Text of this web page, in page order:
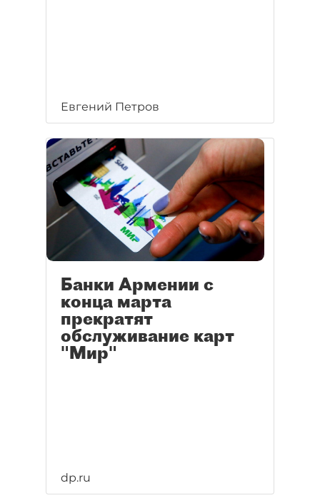
Евгений Петров
Банки Армении с
конца марта
прекратят
обслуживание карт
"Мир"
dp.ru